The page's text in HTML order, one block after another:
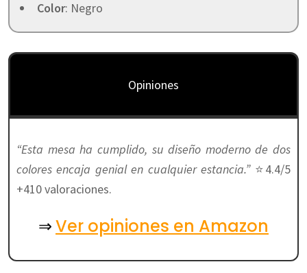
Color: Negro
Opiniones
“Esta mesa ha cumplido, su diseño moderno de dos
colores encaja genial en cualquier estancia.” ⭐4.4/5
+410 valoraciones.
⇒Ver opiniones en Amazon